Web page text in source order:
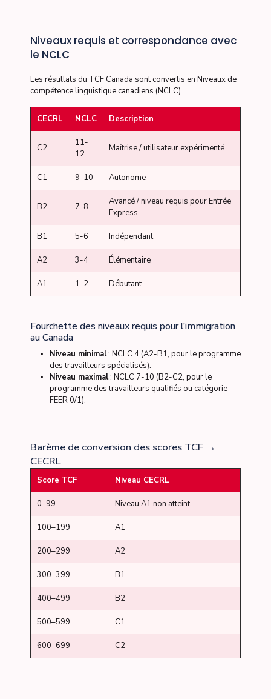
Niveaux requis et correspondance avec
le NCLC
Les résultats du TCF Canada sont convertis en Niveaux de
compétence linguistique canadiens (NCLC).
CECRL NCLC Description
C2
11-
12
Maîtrise / utilisateur expérimenté
C1 9-10 Autonome
B2 7-8
Avancé / niveau requis pour Entrée
Express
B1 5-6 Indépendant
A2 3-4 Élémentaire
A1 1-2 Débutant
Fourchette des niveaux requis pour l’immigration
au Canada
Niveau minimal: NCLC 4 (A2-B1, pour le programme
des travailleurs spécialisés).
Niveau maximal: NCLC 7-10 (B2-C2, pour le
programme des travailleurs qualifiés ou catégorie
FEER 0/1).
Barème de conversion des scores TCF →
CECRL
Score TCF Niveau CECRL
0–99 Niveau A1 non atteint
100–199 A1
200–299 A2
300–399 B1
400–499 B2
500–599 C1
600–699 C2